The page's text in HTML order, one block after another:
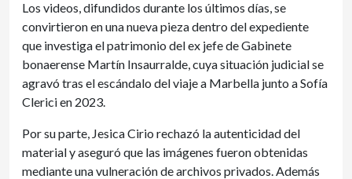
Los videos, difundidos durante los últimos días, se
convirtieron en una nueva pieza dentro del expediente
que investiga el patrimonio del ex jefe de Gabinete
bonaerense Martín Insaurralde, cuya situación judicial se
agravó tras el escándalo del viaje a Marbella junto a Sofía
Clerici en 2023.
Por su parte, Jesica Cirio rechazó la autenticidad del
material y aseguró que las imágenes fueron obtenidas
mediante una vulneración de archivos privados. Además